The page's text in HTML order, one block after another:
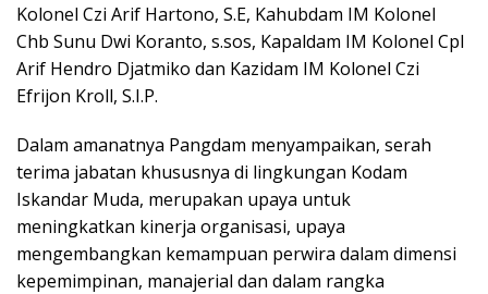
Kolonel Czi Arif Hartono, S.E, Kahubdam IM Kolonel
Chb Sunu Dwi Koranto, s.sos, Kapaldam IM Kolonel Cpl
Arif Hendro Djatmiko dan Kazidam IM Kolonel Czi
Efrijon Kroll, S.I.P.
Dalam amanatnya Pangdam menyampaikan, serah
terima jabatan khususnya di lingkungan Kodam
Iskandar Muda, merupakan upaya untuk
meningkatkan kinerja organisasi, upaya
mengembangkan kemampuan perwira dalam dimensi
kepemimpinan, manajerial dan dalam rangka